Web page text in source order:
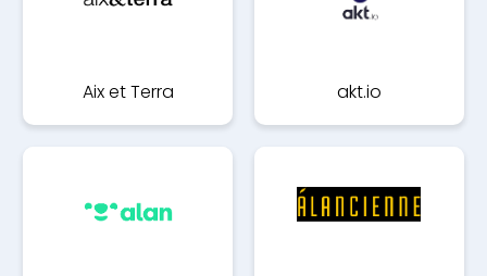
Aix et Terra akt.io